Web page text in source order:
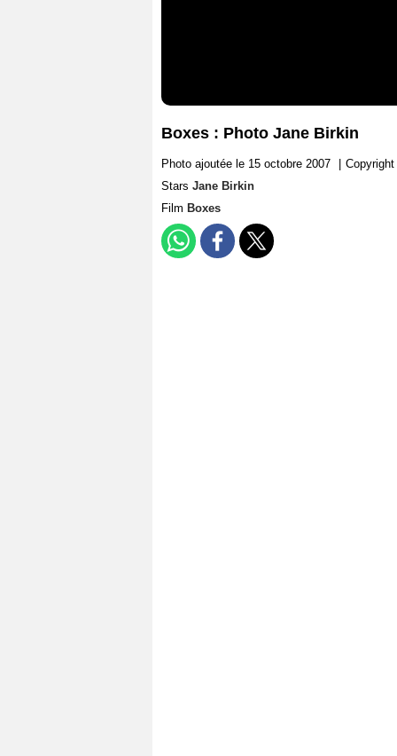
Boxes : Photo Jane Birkin
Photo ajoutée le 15 octobre 2007
Stars Jane Birkin
Film Boxes